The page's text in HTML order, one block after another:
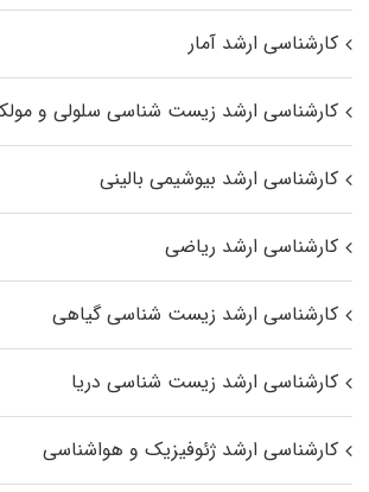
کارشناسی ارشد آمار
کارشناسی ارشد زیست شناسی سلولی و
کارشناسی ارشد بیوشیمی بالینی
کارشناسی ارشد ریاضی
کارشناسی ارشد زیست‌ شناسی گیاهی
کارشناسی ارشد زیست‌ شناسی دریا
کارشناسی ارشد ژئوفیزیک و هواشناسی